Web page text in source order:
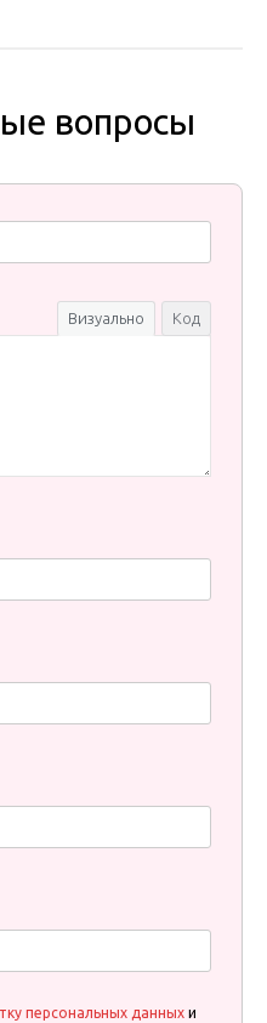
вопросы
Визуально Код
персональных данных и